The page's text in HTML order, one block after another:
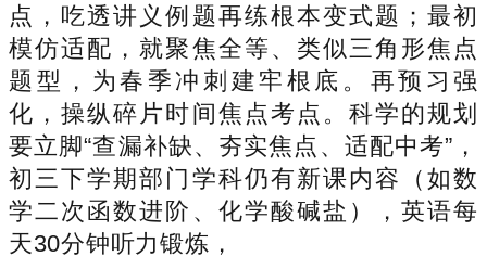
点，吃透讲义例题再练根本变式题；最初
模仿适配，就聚焦全等、类似三角形焦点
题型，为春季冲刺建牢根底。再预习强
化，操纵碎片时间焦点考点。科学的规划
要立脚“查漏补缺、夯实焦点、适配中考”，
初三下学期部门学科仍有新课内容（如数
学二次函数进阶、化学酸碱盐），英语每
天30分钟听力锻炼，